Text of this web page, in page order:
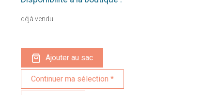
déjà vendu
Ajouter au sac